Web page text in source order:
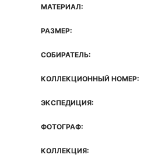
МАТЕРИАЛ:
РАЗМЕР:
СОБИРАТЕЛЬ:
КОЛЛЕКЦИОННЫЙ НОМЕР:
ЭКСПЕДИЦИЯ:
ФОТОГРАФ:
КОЛЛЕКЦИЯ: